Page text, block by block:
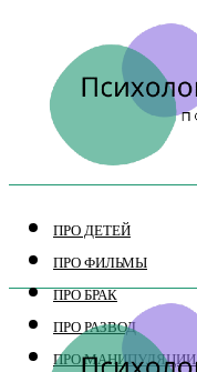
ПРО ДЕТЕЙ
ПРО ФИЛЬМЫ
ПРО БРАК
ПРО РАЗВОД
ПРО МАНИПУЛЯЦИИ